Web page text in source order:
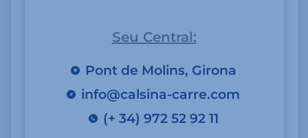
Seu Central:
Pont de Molins, Girona
info@calsina-carre.com
(+ 34) 972 52 92 11